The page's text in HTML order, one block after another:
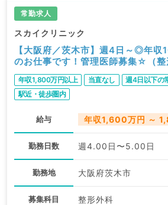
常勤求人
スカイクリニック
【大阪府／茨木市】週4日～◎年
のお仕事です！管理医師募集☆（整
年収1,800万円以上 当直なし
週4日以下の
駅近・徒歩圏内
給与 年収1,600万円 ～
勤務日数 週4.00日〜5.00日
勤務地 大阪府茨木市
募集科目 整形外科